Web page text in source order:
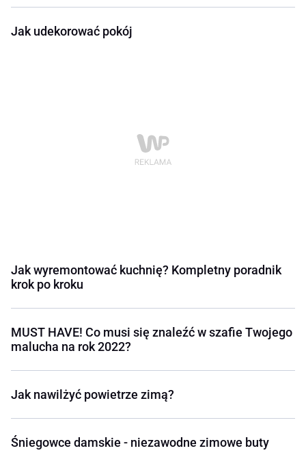
Jak udekorować pokój
Jak wyremontować kuchnię? Kompletny poradnik
krok po kroku
MUST HAVE! Co musi się znaleźć w szafie Twojego
malucha na rok 2022?
Jak nawilżyć powietrze zimą?
Śniegowce damskie - niezawodne zimowe buty